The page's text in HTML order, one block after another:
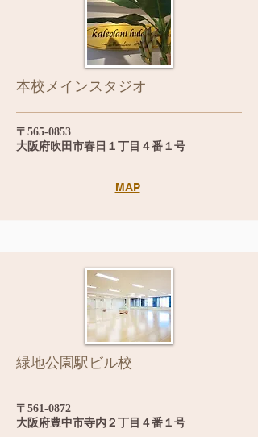
本校メインスタジオ
〒565-0853
大阪府吹田市春日１丁目４番１号
MAP
緑地公園駅ビル校
〒561-0872
大阪府豊中市寺内２丁目４番１号